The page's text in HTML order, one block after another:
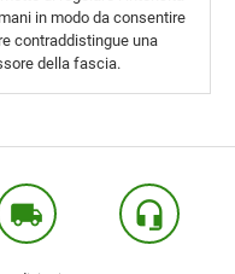
in modo da consentire
contraddistingue una
della fascia.
local_shipping headset_mic